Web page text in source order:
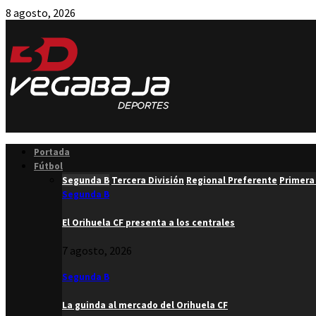
8 agosto, 2026
Portada
Fútbol
Segunda B Tercera División Regional Preferente
Segunda B
El Orihuela CF presenta a los centrales
7 agosto, 2026
Segunda B
La guinda al mercado del Orihuela CF